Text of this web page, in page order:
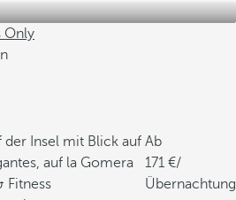
Only
der Insel mit Blick auf
auf la Gomera
Fitness
Ab
171
/
Übernachtung